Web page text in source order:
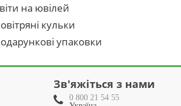
на ювілей
кульки
упаковки
Зв'яжіться з нами
0 800 21 54 55